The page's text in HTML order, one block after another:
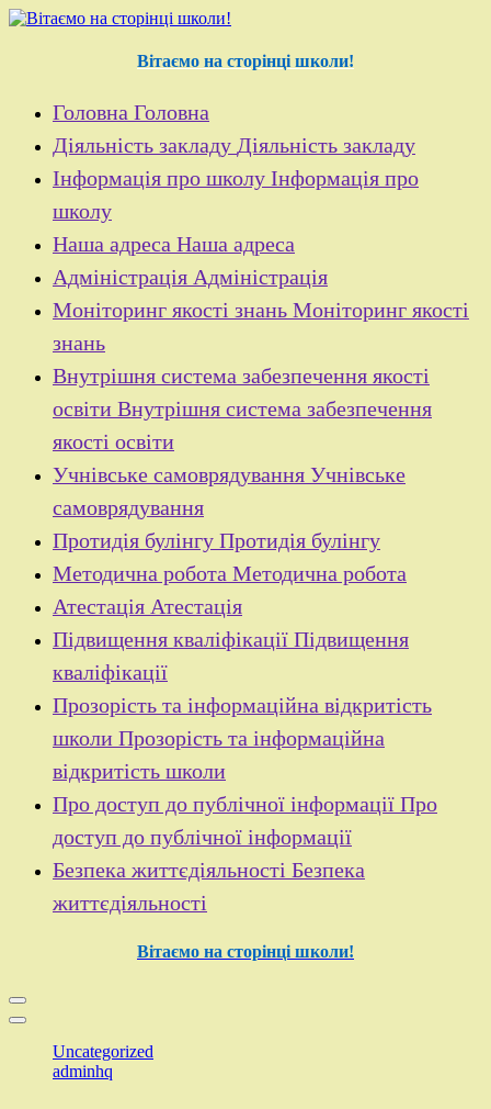
Перейти
Вітаємо на сторінці школи!
Головна Головна
Діяльність закладу Діяльність закладу
Інформація про школу Інформація про
школу
Наша адреса Наша адреса
Адміністрація Адміністрація
Моніторинг якості знань Моніторинг якості
знань
Внутрішня система забезпечення якості
освіти Внутрішня система забезпечення
якості освіти
Учнівське самоврядування Учнівське
самоврядування
Протидія булінгу Протидія булінгу
Методична робота Методична робота
Атестація Атестація
Підвищення кваліфікації Підвищення
кваліфікації
Прозорість та інформаційна відкритість
школи Прозорість та інформаційна
відкритість школи
Про доступ до публічної інформації Про
доступ до публічної інформації
Безпека життєдіяльності Безпека
життєдіяльності
Вітаємо на сторінці школи!
Uncategorized
adminhq